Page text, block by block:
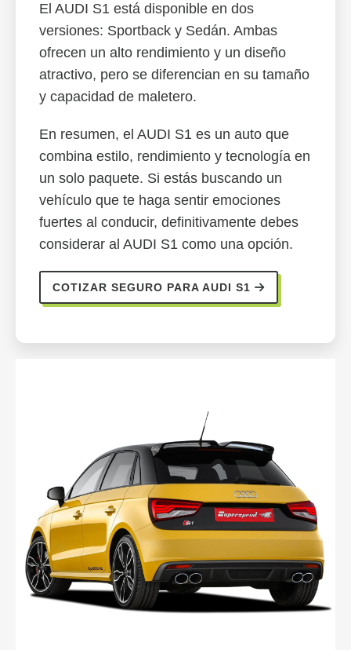
El AUDI S1 está disponible en dos
versiones: Sportback y Sedán. Ambas
ofrecen un alto rendimiento y un diseño
atractivo, pero se diferencian en su tamaño
y capacidad de maletero.
En resumen, el AUDI S1 es un auto que
combina estilo, rendimiento y tecnología en
un solo paquete. Si estás buscando un
vehículo que te haga sentir emociones
fuertes al conducir, definitivamente debes
considerar al AUDI S1 como una opción.
COTIZAR SEGURO PARA AUDI S1